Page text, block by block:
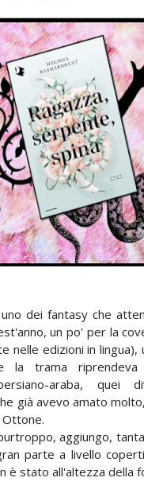
dei fantasy che
un po' per la
nelle edizioni in lingua),
la trama
araba, quei
già avevo amato
Ottone.
aggiungo,
parte a livello
è stato all'altezza della